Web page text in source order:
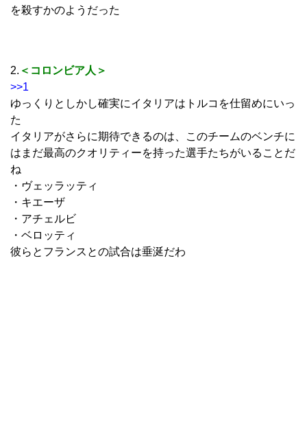
を殺すかのようだった
2. ＜コロンビア人＞
>>1
ゆっくりとしかし確実にイタリアはトルコを仕留めにいっ
た
イタリアがさらに期待できるのは、このチームのベンチに
はまだ最高のクオリティーを持った選手たちがいることだ
ね
・ヴェッラッティ
・キエーザ
・アチェルビ
・ベロッティ
彼らとフランスとの試合は垂涎だわ